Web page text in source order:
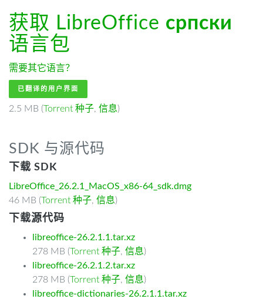
获取 LibreOffice српски
语言包
需要其它语言？
已翻译的用户界面
2.5 MB (Torrent 种子, 信息)
SDK 与源代码
下载 SDK
LibreOffice_26.2.1_MacOS_x86-64_sdk.dmg
46 MB (Torrent 种子, 信息)
下载源代码
libreoffice-26.2.1.1.tar.xz
278 MB (Torrent 种子, 信息)
libreoffice-26.2.1.2.tar.xz
278 MB (Torrent 种子, 信息)
libreoffice-dictionaries-26.2.1.1.tar.xz